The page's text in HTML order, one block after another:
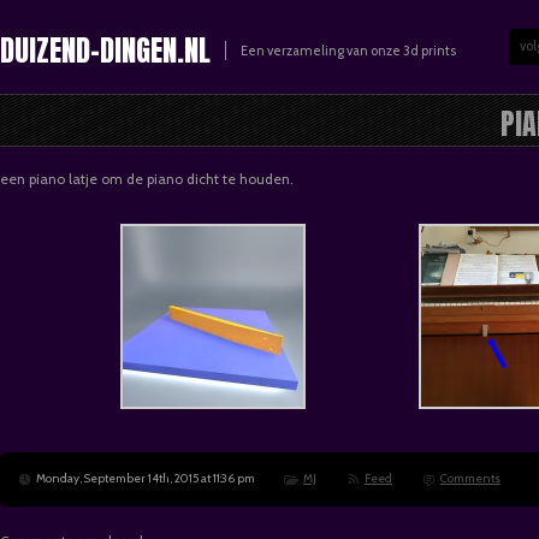
DUIZEND-DINGEN.NL Een verzameling van onze 3d prints
een piano latje om de piano dicht te houden.
Monday, September 14th, 2015 at 11:36 pm MJ Feed Comments